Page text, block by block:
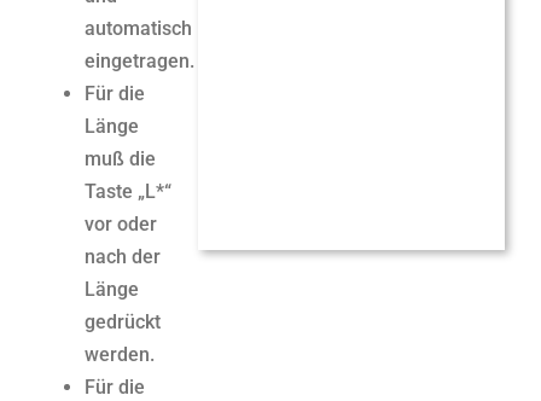
automatisch
eingetragen.
Für die
Länge
muß die
Taste „L*“
vor oder
nach der
Länge
gedrückt
werden.
Für die